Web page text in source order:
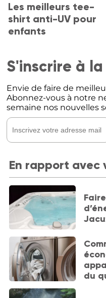
Les meilleurs tee-
shirt anti-UV pour
enfants
S'inscrire à
Envie de faire de
Abonnez-vous à notre
semaine nos nouvelles
En rapport avec
du